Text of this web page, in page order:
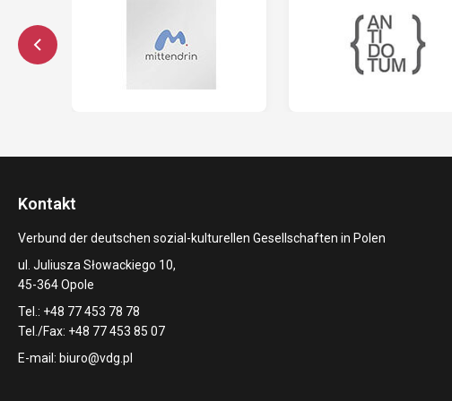
Kontakt
Verbund der deutschen sozial-kulturellen Gesellschaften in Polen
ul. Juliusza Słowackiego 10,
45-364 Opole
Tel.: +48 77 453 78 78
Tel./Fax: +48 77 453 85 07
E-mail: biuro@vdg.pl